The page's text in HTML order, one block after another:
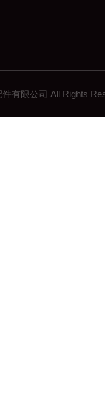
件有限公司 All Rights